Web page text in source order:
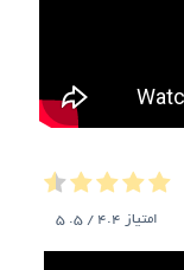
امتیاز 4.4
/ 5.
5